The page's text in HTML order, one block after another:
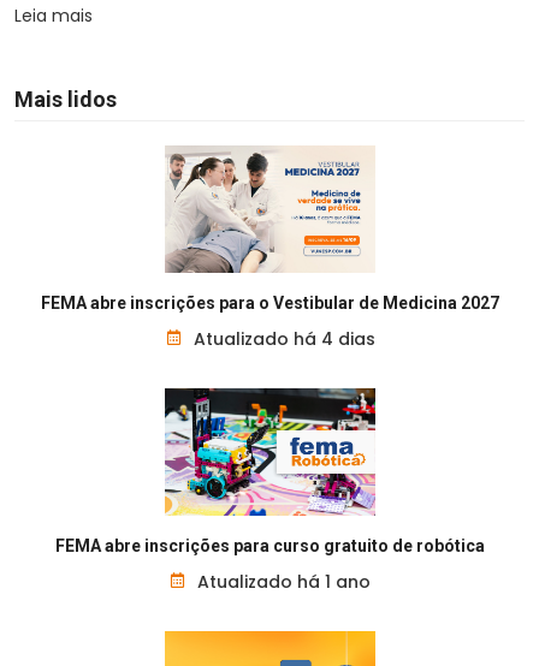
Leia mais
Mais lidos
FEMA abre inscrições para o Vestibular de Medicina 2027
Atualizado há 4 dias
FEMA abre inscrições para curso gratuito de robótica
Atualizado há 1 ano